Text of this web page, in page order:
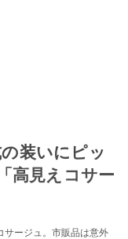
装いにピッ
高見えコサー
サージュ。市販品は意外